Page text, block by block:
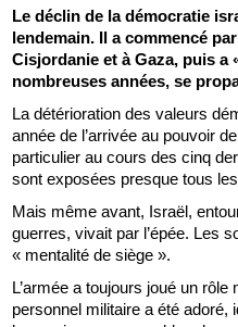
Le déclin de la démocratie
lendemain. Il a commencé
Cisjordanie et à Gaza, puis a
nombreuses années, se
La détérioration des valeurs
année de l’arrivée au pouvoir
particulier au cours des cinq
sont exposées presque tous
Mais même avant, Israël,
guerres, vivait par l’épée. Les
« mentalité de siège ».
L’armée a toujours joué un
personnel militaire a été adoré,